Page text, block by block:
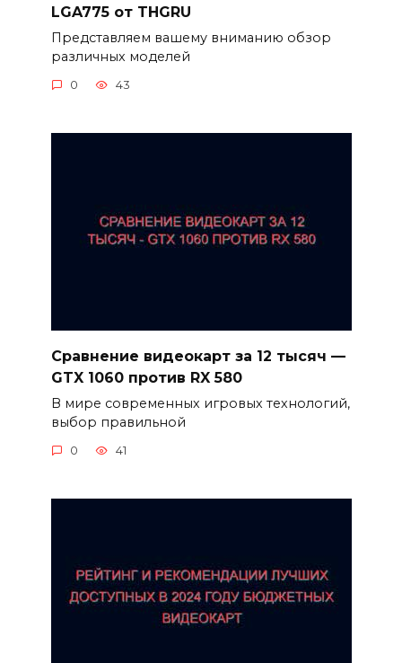
LGA775 от THGRU
Представляем вашему вниманию обзор
различных моделей
0 43
Сравнение видеокарт за 12 тысяч —
GTX 1060 против RX 580
В мире современных игровых технологий,
выбор правильной
0 41